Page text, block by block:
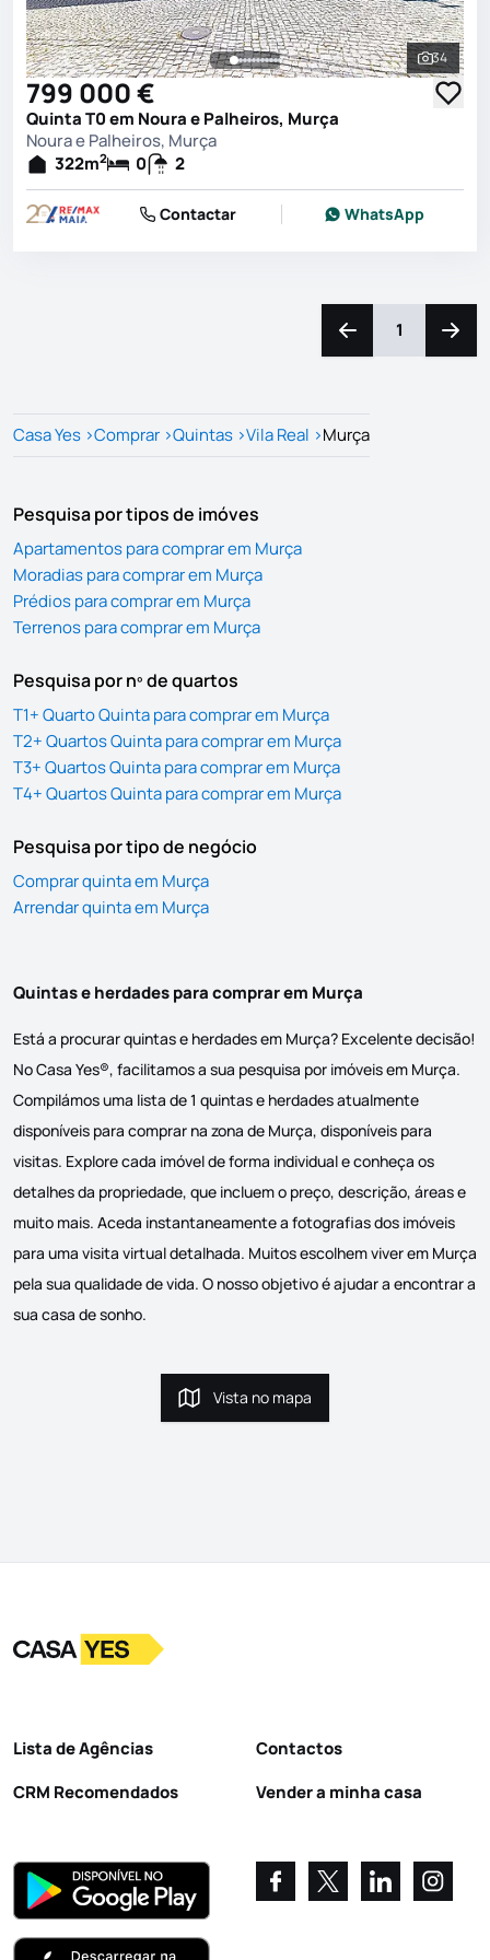
Ver
34
799 000 €
Quinta T0 em Noura e Palheiros, Murça
Noura e Palheiros, Murça
322m2 0 2
Contactar WhatsApp
Navegação para a
1
Casa Yes >Comprar >Quintas >Vila Real >Murça
Pesquisa por tipos de imóves
Apartamentos para comprar em Murça
Moradias para comprar em Murça
Prédios para comprar em Murça
Terrenos para comprar em Murça
Pesquisa por nº de quartos
T1+ Quarto Quinta para comprar em Murça
T2+ Quartos Quinta para comprar em Murça
T3+ Quartos Quinta para comprar em Murça
T4+ Quartos Quinta para comprar em Murça
Pesquisa por tipo de negócio
Comprar quinta em Murça
Arrendar quinta em Murça
Quintas e herdades para comprar em Murça
Está a procurar quintas e herdades em Murça? Excelente decisão!
No Casa Yes®, facilitamos a sua pesquisa por imóveis em Murça.
Compilámos uma lista de 1 quintas e herdades atualmente
disponíveis para comprar na zona de Murça, disponíveis para
visitas. Explore cada imóvel de forma individual e conheça os
detalhes da propriedade, que incluem o preço, descrição, áreas e
muito mais. Aceda instantaneamente a fotografias dos imóveis
para uma visita virtual detalhada. Muitos escolhem viver em Murça
pela sua qualidade de vida. O nosso objetivo é ajudar a encontrar a
sua casa de sonho.
Vista no mapa
Vista no mapa
LogoIr para a homepage
Lista de Agências
CRM Recomendados
Contactos
Vender a minha casa